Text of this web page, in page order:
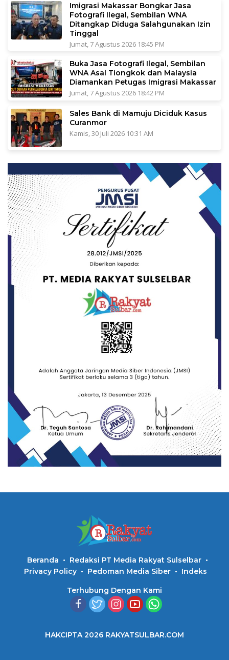
Imigrasi Makassar Bongkar Jasa
Fotografi Ilegal, Sembilan WNA
Ditangkap Diduga Salahgunakan Izin
Tinggal
Jumat, 7 Agustus 2026 18:45 PM
Buka Jasa Fotografi Ilegal, Sembilan
WNA Asal Tiongkok dan Malaysia
Diamankan Petugas Imigrasi Makassar
Jumat, 7 Agustus 2026 18:42 PM
Sales Bank di Mamuju Diciduk Kasus
Curanmor
Kamis, 30 Juli 2026 10:31 AM
Beranda
Redaksi PT Media Rakyat Sulselbar
Privacy Policy
Pedoman Media Siber Indeks
Terhubung Dengan Kami
HAKCIPTA 2026 RAKYATSULBAR.COM